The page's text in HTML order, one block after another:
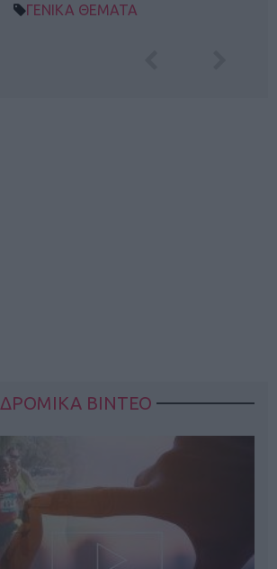
ΓΕΝΙΚΑ ΘΕΜΑΤΑ
ΔΡΟΜΙΚΑ ΒΙΝΤΕΟ